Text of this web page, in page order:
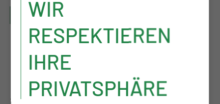
PFLEGELEISTUNGEN
Unsere umfassenden
Pflegeleistungen werden immer
auf die individuellen Bedürfnisse
WIR
RESPEKTIEREN
IHRE
PRIVATSPHÄRE